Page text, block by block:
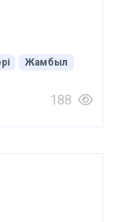
Жамбыл
188